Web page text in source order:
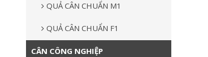
QUẢ CÂN CHUẨN M1
QUẢ CÂN CHUẨN F1
CÂN CÔNG NGHIỆP